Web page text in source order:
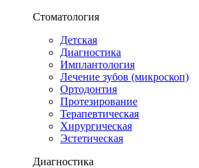
Стоматология
Детская
Диагностика
Имплантология
Лечение зубов (микроскоп)
Ортодонтия
Протезирование
Терапевтическая
Хирургическая
Эстетическая
Диагностика